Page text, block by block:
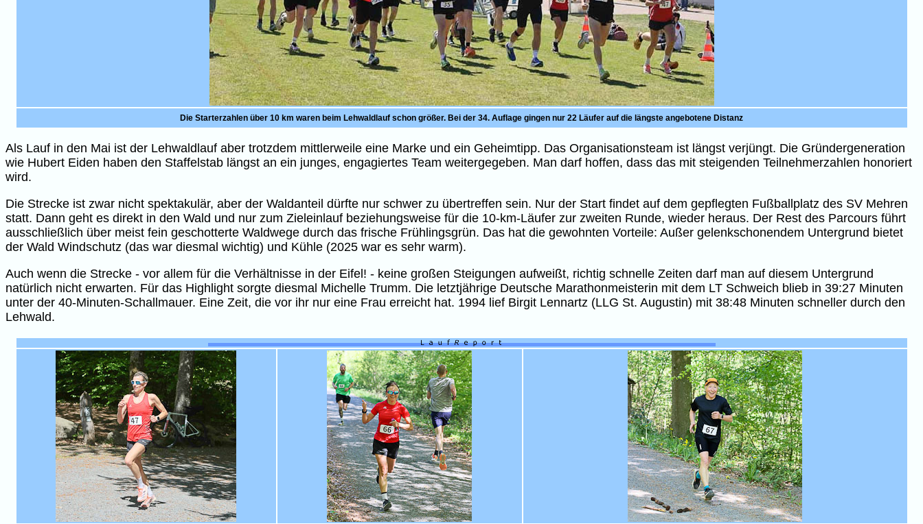
Die Starterzahlen über 10 km waren beim Lehwaldlauf schon größer. Bei der 34. Auflage gingen nur 22 Läufer auf die längste angebotene Distanz
Als Lauf in den Mai ist der Lehwaldlauf aber trotzdem mittlerweile eine Marke und ein Geheimtipp. Das Organisationsteam ist längst verjüngt. Die Gründergeneration
wie Hubert Eiden haben den Staffelstab längst an ein junges, engagiertes Team weitergegeben. Man darf hoffen, dass das mit steigenden Teilnehmerzahlen honoriert
wird.
Die Strecke ist zwar nicht spektakulär, aber der Waldanteil dürfte nur schwer zu übertreffen sein. Nur der Start findet auf dem gepflegten Fußballplatz des SV Mehren
statt. Dann geht es direkt in den Wald und nur zum Zieleinlauf beziehungsweise für die 10-km-Läufer zur zweiten Runde, wieder heraus. Der Rest des Parcours führt
ausschließlich über meist fein geschotterte Waldwege durch das frische Frühlingsgrün. Das hat die gewohnten Vorteile: Außer gelenkschonendem Untergrund bietet
der Wald Windschutz (das war diesmal wichtig) und Kühle (2025 war es sehr warm).
Auch wenn die Strecke - vor allem für die Verhältnisse in der Eifel! - keine großen Steigungen aufweißt, richtig schnelle Zeiten darf man auf diesem Untergrund
natürlich nicht erwarten. Für das Highlight sorgte diesmal Michelle Trumm. Die letztjährige Deutsche Marathonmeisterin mit dem LT Schweich blieb in 39:27 Minuten
unter der 40-Minuten-Schallmauer. Eine Zeit, die vor ihr nur eine Frau erreicht hat. 1994 lief Birgit Lennartz (LLG St. Augustin) mit 38:48 Minuten schneller durch den
Lehwald.